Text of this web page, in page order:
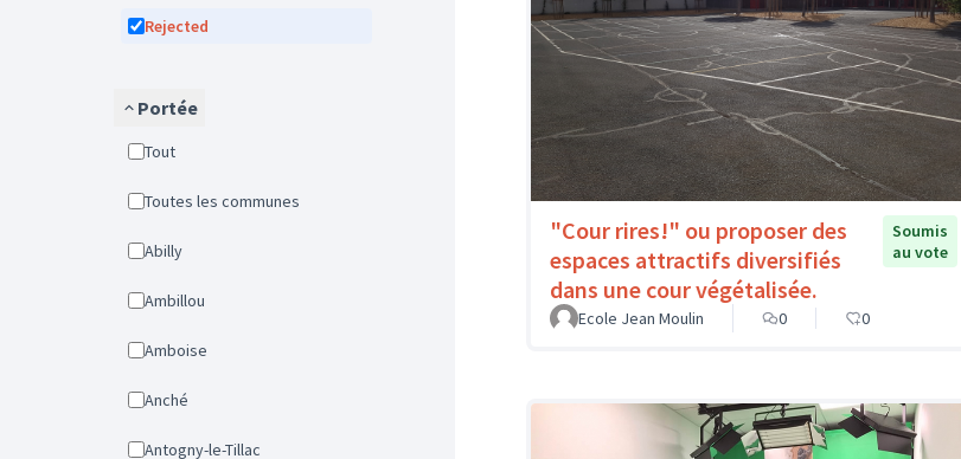
Rejected
Portée
Tout
Toutes les communes
Abilly
Ambillou
Amboise
Anché
Antogny-le-Tillac
"Cour rires!" ou proposer des
espaces attractifs diversifiés
dans une cour végétalisée.
Soumis
au vote
Ecole Jean Moulin 0 0